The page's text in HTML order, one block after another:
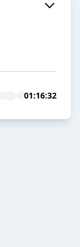
01:16:32